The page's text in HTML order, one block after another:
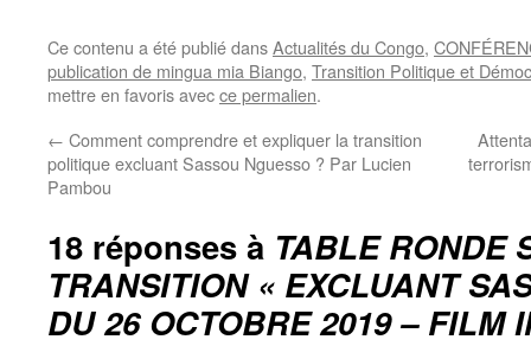
Ce contenu a été publié dansActualités du Congo,
publication de mingua mia Biango, Transition Politique et
mettre en favoris avecce permalien.
← Comment comprendre et expliquer la transition
politique excluant Sassou Nguesso ? Par Lucien
Pambou
18 réponses à TABLE RONDE
TRANSITION « EXCLUANT
DU 26 OCTOBRE 2019 – FILM